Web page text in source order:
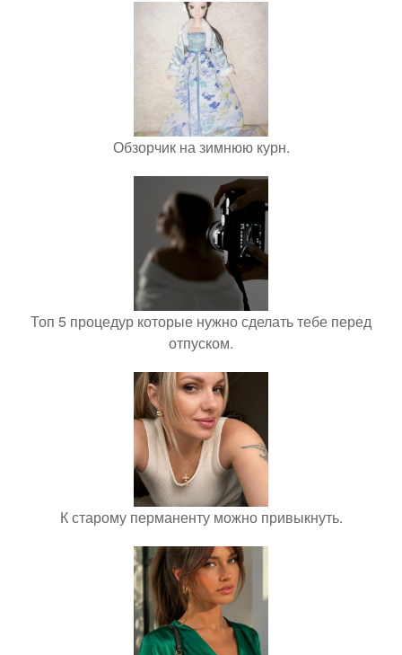
Обзорчик на зимнюю курн.
Топ 5 процедур которые нужно сделать тебе перед
отпуском.
К старому перманенту можно привыкнуть.